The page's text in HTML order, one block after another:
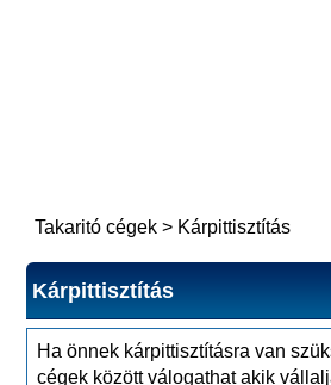
Takaritó cégek > Kárpittisztítás
Kárpittisztítás
Ha önnek kárpittisztításra van
cégek között válogathat akik